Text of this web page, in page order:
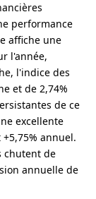
performance
affiche une
l'année,
l'indice des
et de 2,74%
de ce
excellente
annuel.
chutent de
annuelle de